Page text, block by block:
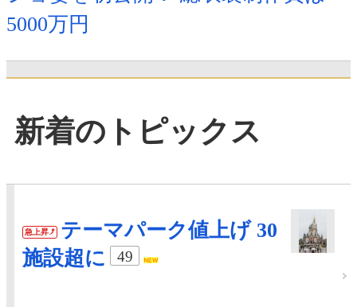
5000万円
新着のトピックス
急上昇
テーマパーク値上げ 30
施設超に
49